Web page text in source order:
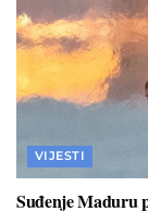
VIJESTI
Suđenje Maduru